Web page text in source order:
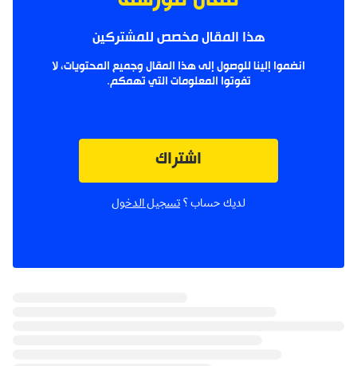
هذا المقال مخصص للمشتركين
انضموا إلينا للوصول إلى هذا المقال وجميع المحتويات، لا
تفوتوا المعلومات التي تهمكم.
اشتراك
لديك حساب ؟ تسجيل الدخول